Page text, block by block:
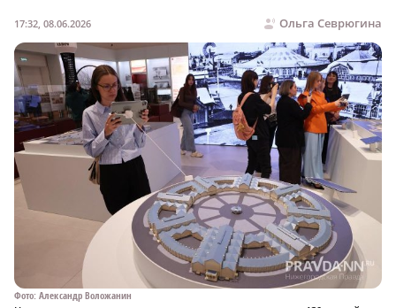
Ольга Севрюгина
17:32, 08.06.2026
Фото: Александр Воложанин